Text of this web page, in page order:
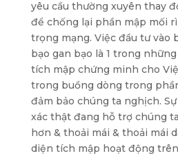
yêu cầu thường xuyên thay
để chống lại phần mập mối
trọng mạng. Việc đầu tư vào
bạo gan bạo là 1 trong
tích mập chứng minh cho
trong buồng dòng trong
đảm bảo chúng ta nghịch.
xác thật đang hỗ trợ chúng
hơn & thoải mái & thoải mái
diện tích mập hoạt động